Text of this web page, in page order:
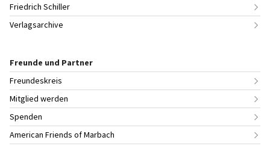
Friedrich Schiller
Verlagsarchive
Freunde und Partner
Freundeskreis
Mitglied werden
Spenden
American Friends of Marbach